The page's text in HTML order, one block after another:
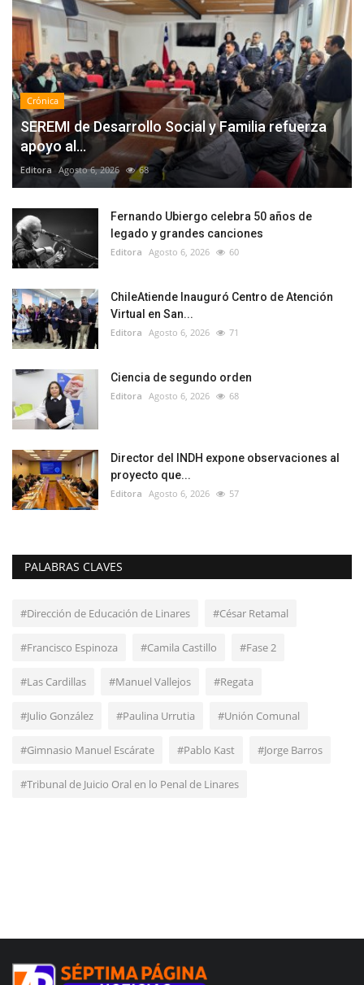
Crónica
SEREMI de Desarrollo Social y Familia refuerza
apoyo al...
Editora Agosto 6, 2026 68
Fernando Ubiergo celebra 50 años de
legado y grandes canciones
Editora Agosto 6, 2026 60
ChileAtiende Inauguró Centro de Atención
Virtual en San...
Editora Agosto 6, 2026 71
Ciencia de segundo orden
Editora Agosto 6, 2026 68
Director del INDH expone observaciones al
proyecto que...
Editora Agosto 6, 2026 57
PALABRAS CLAVES
#Dirección de Educación de Linares #César Retamal
#Francisco Espinoza #Camila Castillo #Fase 2
#Las Cardillas #Manuel Vallejos #Regata
#Julio González #Paulina Urrutia #Unión Comunal
#Gimnasio Manuel Escárate #Pablo Kast #Jorge Barros
#Tribunal de Juicio Oral en lo Penal de Linares